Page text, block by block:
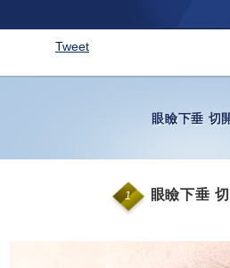
Tweet
眼瞼下垂 切
1 眼瞼下垂